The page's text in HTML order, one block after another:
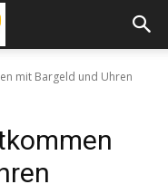
mit Bargeld und Uhren